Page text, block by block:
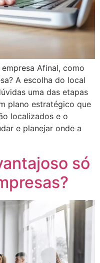
Afinal, como
A escolha do local
uma das etapas
plano estratégico que
localizados e o
e planejar onde a
só